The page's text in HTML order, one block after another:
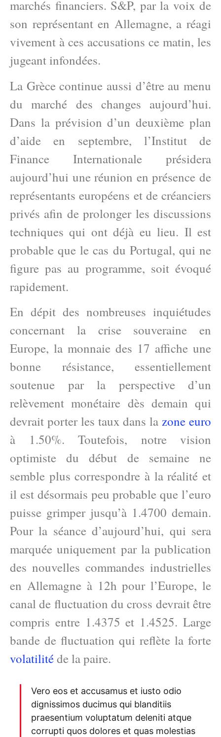
marchés financiers. S&P, par la voix de
son représentant en Allemagne, a réagi
vivement à ces accusations ce matin, les
jugeant infondées.
La Grèce continue aussi d’être au menu
du marché des changes aujourd’hui.
Dans la prévision d’un deuxième plan
d’aide en septembre, l’Institut de
Finance Internationale présidera
aujourd’hui une réunion en présence de
représentants européens et de créanciers
privés afin de prolonger les discussions
techniques qui ont déjà eu lieu. Il est
probable que le cas du Portugal, qui ne
figure pas au programme, soit évoqué
rapidement.
En dépit des nombreuses inquiétudes
concernant la crise souveraine en
Europe, la monnaie des 17 affiche une
bonne résistance, essentiellement
soutenue par la perspective d’un
relèvement monétaire dès demain qui
devrait porter les taux dans lazone euro
à 1.50%. Toutefois, notre vision
optimiste du début de semaine ne
semble plus correspondre à la réalité et
il est désormais peu probable que l’euro
puisse grimper jusqu’à 1.4700 demain.
Pour la séance d’aujourd’hui, qui sera
marquée uniquement par la publication
des nouvelles commandes industrielles
en Allemagne à 12h pour l’Europe, le
canal de fluctuation du cross devrait être
compris entre 1.4375 et 1.4525. Large
bande de fluctuation qui reflète la forte
volatilitéde la paire.
Vero eos et accusamus et iusto odio
dignissimos ducimus qui blanditiis
praesentium voluptatum deleniti atque
corrupti quos dolores et quas molestias